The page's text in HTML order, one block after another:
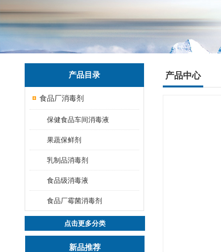
产品目录
食品厂消毒剂
保健食品车间消毒液
果蔬保鲜剂
乳制品消毒剂
食品级消毒液
食品厂霉菌消毒剂
点击更多分类
新品推荐
产品中心